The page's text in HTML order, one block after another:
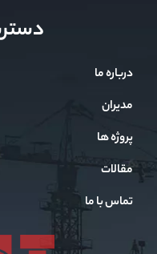
درباره ما
مدیران
پروژه ها
مقالات
تماس با ما